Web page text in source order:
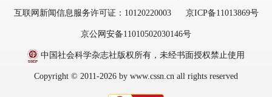
互联网新闻信息服务许可证：10120220003 京ICP备11013869号
京公网安备11010502030146号
中国社会科学杂志社版权所有，未经书面授权禁止使用
Copyright © 2011-2026 by www.cssn.cn all rights reserved